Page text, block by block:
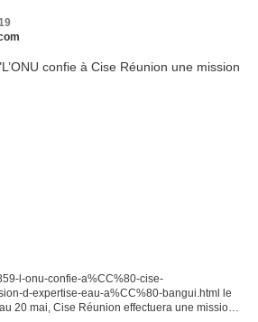
l-onu-confie-a%CC%80-cise-
d-expertise-eau-a%CC%80-bangui.html le
20 mai, Cise Réunion effectuera une mission